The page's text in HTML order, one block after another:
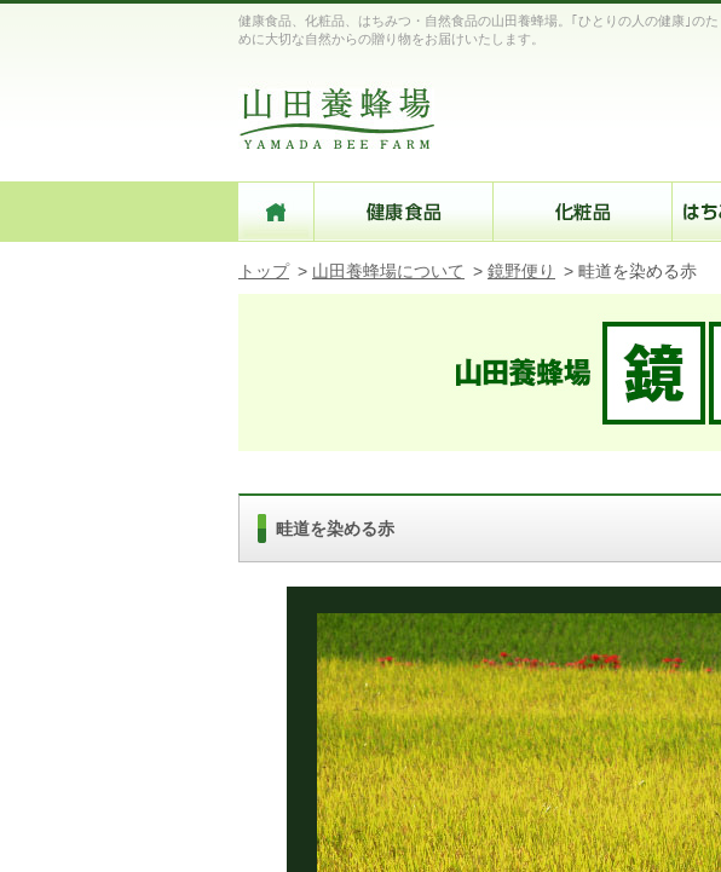
健康食品、化粧品、はちみつ・自然食品の山田養蜂場。｢ひとりの人の健康｣のた
めに大切な自然からの贈り物をお届けいたします。
トップ > 山田養蜂場について > 鏡野便り > 畦道を染める赤
畦道を染める赤